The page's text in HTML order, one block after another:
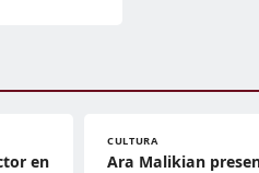
en
CULTURA
Ara Malikian